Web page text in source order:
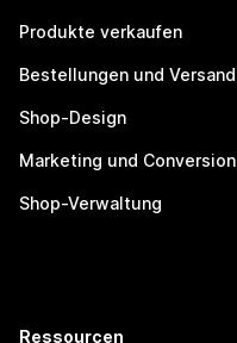
Produkte verkaufen
Bestellungen und Versand
Shop-Design
Marketing und Conversion
Shop-Verwaltung
Ressourcen